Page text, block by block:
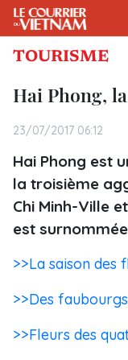
TOURISME
Hai Phong,
23/07/2017 06:12
Hai Phong est
la troisième
Chi Minh-Ville
est
>>La saison des
>>Des
>>Fleurs des